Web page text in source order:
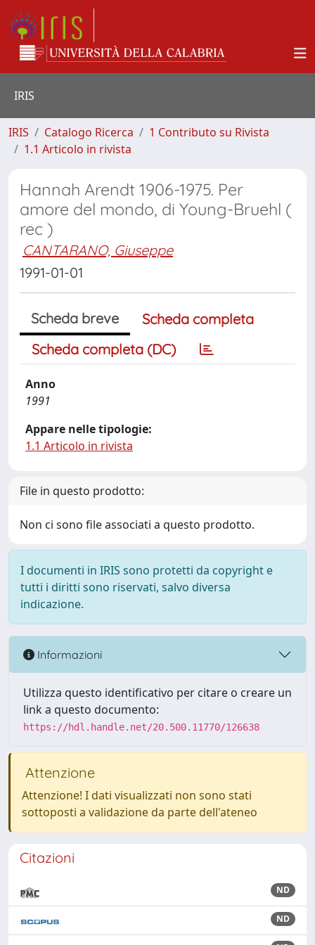
IRIS
IRIS Catalogo Ricerca
1 Contributo su Rivista
1.1 Articolo in rivista
Hannah Arendt 1906-1975. Per
amore del mondo, di Young-Bruehl (
rec )
CANTARANO, Giuseppe
1991-01-01
Scheda breve
Scheda completa
Scheda completa (DC)
Anno
1991
Appare nelle tipologie:
1.1 Articolo in rivista
File in questo prodotto:
Non ci sono file associati a questo prodotto.
I documenti in IRIS sono protetti da copyright e
tutti i diritti sono riservati, salvo diversa
indicazione.
Informazioni
Utilizza questo identificativo per citare o creare un
link a questo documento:
https://hdl.handle.net/20.500.11770/126638
Attenzione
Attenzione! I dati visualizzati non sono stati
sottoposti a validazione da parte dell'ateneo
Citazioni
ND
ND